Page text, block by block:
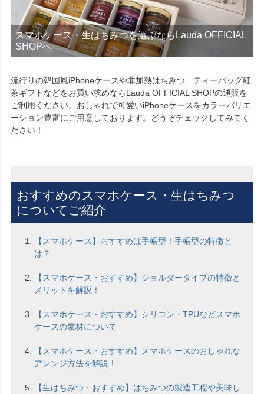
スマホケース・生はちみつを選ぶならLauda OFFICIAL
SHOPへ
流行りの韓国風iPhoneケースや非加熱はちみつ、ティーバッグ紅
茶ギフトなどをお買い求めならLauda OFFICIAL SHOPの通販を
ご利用ください。おしゃれで可愛いiPhoneケースをカラーバリエ
ーション豊富にご用意しております。どうぞチェックしてみてく
ださい！
おすすめのスマホケース・生はちみつ
についてご紹介
【スマホケース】おすすめは手帳型！手帳型の特徴と
は？
【スマホケース・おすすめ】ショルダータイプの特徴と
メリットを解説！
【スマホケース・おすすめ】シリコン・TPUなどスマホ
ケースの素材について
【スマホケース・おすすめ】スマホケースのおしゃれな
アレンジ方法を解説！
【生はちみつ・おすすめ】はちみつの製造工程や美味し